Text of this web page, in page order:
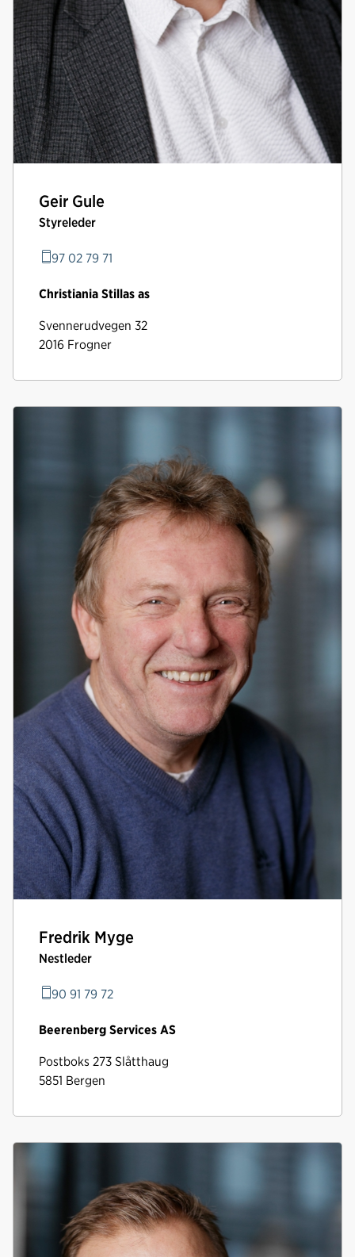
Geir Gule
Styreleder
97 02 79 71
Christiania Stillas as
Svennerudvegen 32
2016 Frogner
Fredrik Myge
Nestleder
90 91 79 72
Beerenberg Services AS
Postboks 273 Slåtthaug
5851 Bergen